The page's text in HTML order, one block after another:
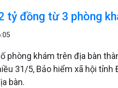
tỷ đồng từ 3 phòng
phòng khám trên địa bàn
31/5, Bảo hiểm xã hội
bàn.